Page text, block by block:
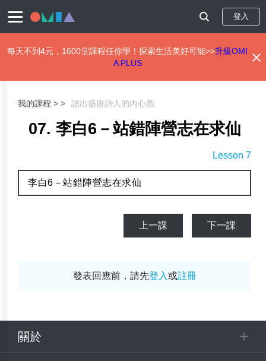
登入
每天不到4元，1600堂課程任你學！探索生活美好可能>>升級OMI
A PLUS
我的課程 > 讀出盛唐詩人的內心戲
07. 李白6－站錯陣營志在求仙
Lesson 7
李白6－站錯陣營志在求仙
上一課 下一課
發表回應前，請先登入或註冊
關於